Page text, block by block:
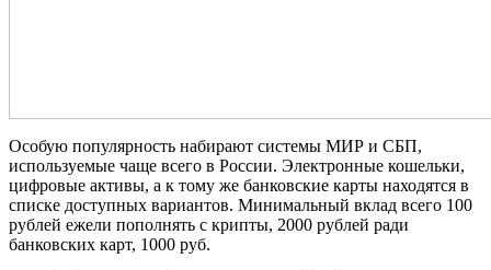
Особую популярность набирают системы МИР и СБП,
используемые чаще всего в России. Электронные кошельки,
цифровые активы, а к тому же банковские карты находятся в
списке доступных вариантов. Минимальный вклад всего 100
рублей ежели пополнять с крипты, 2000 рублей ради
банковских карт, 1000 руб.